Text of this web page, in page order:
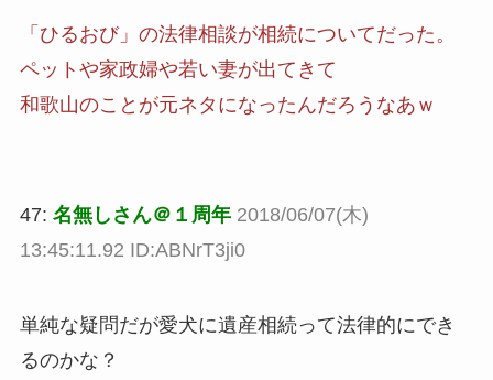
「ひるおび」の法律相談が相続についてだった。
ペットや家政婦や若い妻が出てきて
和歌山のことが元ネタになったんだろうなあｗ
47: 名無しさん＠１周年 2018/06/07(木)
13:45:11.92 ID:ABNrT3ji0
単純な疑問だが愛犬に遺産相続って法律的にでき
るのかな？